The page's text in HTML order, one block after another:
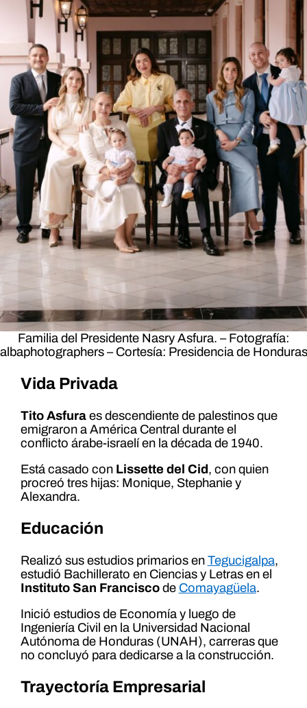
Familia del Presidente Nasry Asfura. – Fotografía:
albaphotographers – Cortesía: Presidencia de Honduras
Vida Privada
Tito Asfuraes descendiente de palestinos que
emigraron a América Central durante el
conflicto árabe-israelí en la década de 1940.
Está casado con Lissette del Cid , con quien
procreó tres hijas: Monique, Stephanie y
Alexandra.
Educación
Realizó sus estudios primarios en Tegucigalpa,
estudió Bachillerato en Ciencias y Letras en el
Instituto San Franciscode Comayagüela.
Inició estudios de Economía y luego de
Ingeniería Civil en la Universidad Nacional
Autónoma de Honduras (UNAH), carreras que
no concluyó para dedicarse a la construcción.
Trayectoría Empresarial